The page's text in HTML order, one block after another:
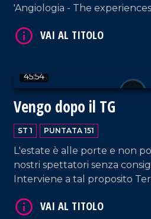
'Angiologia - The
Presidente onorario della
noto sui social per il suo "E
45:54
Vengo dopo il TG
ST 1 PUNTATA 151
L'estate è alle porte e non
nostri spettatori senza
Interviene a tal proposito
styling. Nel corso della
VAI AL TITOLO